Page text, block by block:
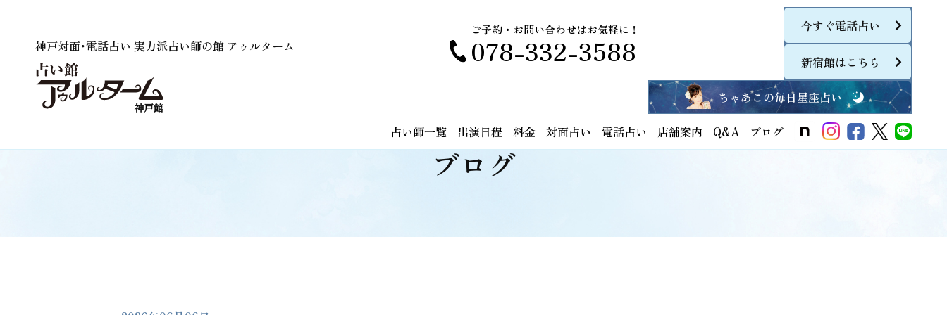
神戸対面･電話占い 実力派占い師の館 アゥルターム
ご予約・お問い合わせはお気軽に！
078-332-3588
今すぐ電話占い
新宿館はこちら
ちゃあこの毎日星座占い
占い師一覧 出演日程 料金 対面占い 電話占い 店舗案内 Q&A ブログ
ブログ